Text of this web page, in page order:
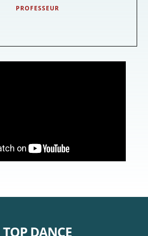
PROFESSEUR
TOP DANCE